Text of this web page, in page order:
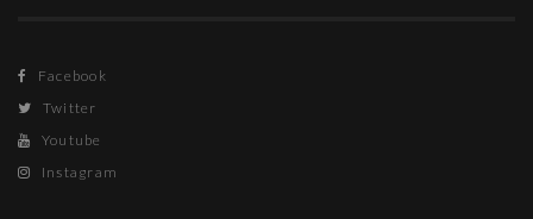
Facebook
Twitter
Youtube
Instagram